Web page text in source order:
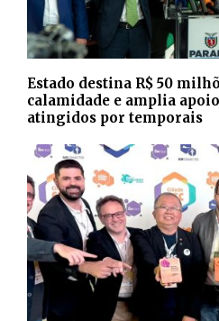
Estado destina R$ 50
calamidade e amplia
atingidos por temporais